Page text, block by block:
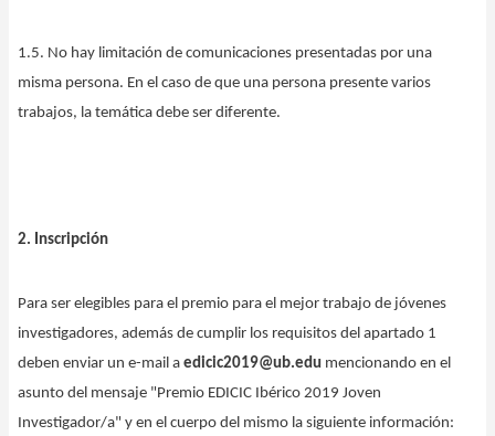
1.5. No hay limitación de comunicaciones presentadas por una
misma persona. En el caso de que una persona presente varios
trabajos, la temática debe ser diferente.
2. Inscripción
Para ser elegibles para el premio para el mejor trabajo de jóvenes
investigadores, además de cumplir los requisitos del apartado 1
deben enviar un e-mail a edicic2019@ub.edu mencionando en el
asunto del mensaje "Premio EDICIC Ibérico 2019 Joven
Investigador/a" y en el cuerpo del mismo la siguiente información: